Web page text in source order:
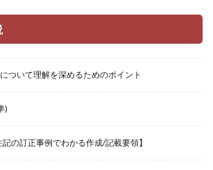
ついて理解を深めるためのポイント
)
の訂正事例でわかる作成/記載要領】